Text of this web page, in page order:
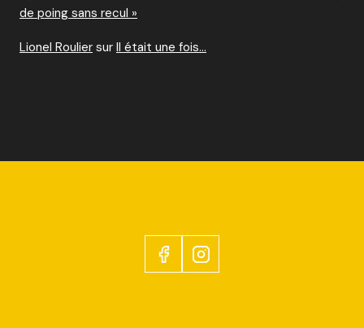
de poing sans recul »
Lionel Roulier sur Il était une fois…